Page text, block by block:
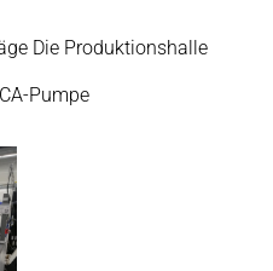
Die Produktionshalle
Pumpe